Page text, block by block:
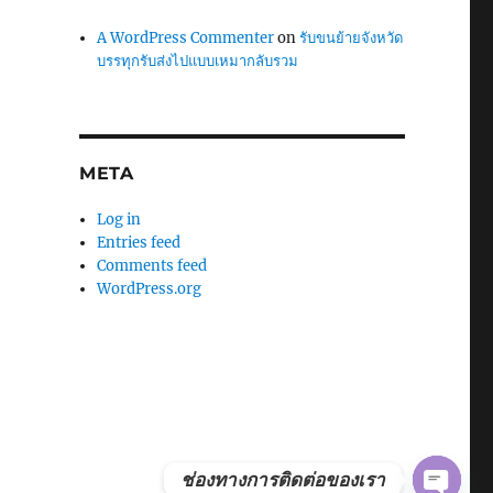
A WordPress Commenteronรับขนย้ายจังหวัด
บรรทุกรับส่งไปแบบเหมากลับรวม
META
Log in
Entries feed
Comments feed
WordPress.org
ช่องทางการติดต่อของเรา